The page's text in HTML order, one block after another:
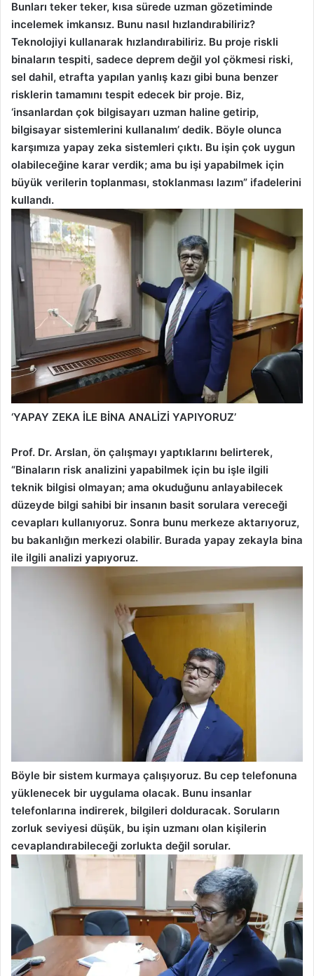
Bunları teker teker, kısa sürede uzman gözetiminde
incelemek imkansız. Bunu nasıl hızlandırabiliriz?
Teknolojiyi kullanarak hızlandırabiliriz. Bu proje riskli
binaların tespiti, sadece deprem değil yol çökmesi riski,
sel dahil, etrafta yapılan yanlış kazı gibi buna benzer
risklerin tamamını tespit edecek bir proje. Biz,
‘insanlardan çok bilgisayarı uzman haline getirip,
bilgisayar sistemlerini kullanalım’ dedik. Böyle olunca
karşımıza yapay zeka sistemleri çıktı. Bu işin çok uygun
olabileceğine karar verdik; ama bu işi yapabilmek için
büyük verilerin toplanması, stoklanması lazım” ifadelerini
kullandı.
‘YAPAY ZEKA İLE BİNA ANALİZİ YAPIYORUZ’
Prof. Dr. Arslan, ön çalışmayı yaptıklarını belirterek,
“Binaların risk analizini yapabilmek için bu işle ilgili
teknik bilgisi olmayan; ama okuduğunu anlayabilecek
düzeyde bilgi sahibi bir insanın basit sorulara vereceği
cevapları kullanıyoruz. Sonra bunu merkeze aktarıyoruz,
bu bakanlığın merkezi olabilir. Burada yapay zekayla bina
ile ilgili analizi yapıyoruz.
Böyle bir sistem kurmaya çalışıyoruz. Bu cep telefonuna
yüklenecek bir uygulama olacak. Bunu insanlar
telefonlarına indirerek, bilgileri dolduracak. Soruların
zorluk seviyesi düşük, bu işin uzmanı olan kişilerin
cevaplandırabileceği zorlukta değil sorular.